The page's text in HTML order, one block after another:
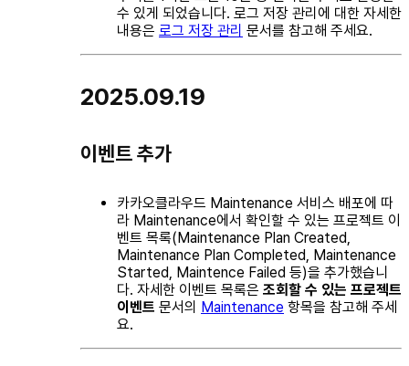
수 있게 되었습니다. 로그 저장 관리에 대한 자세한
내용은 로그 저장 관리 문서를 참고해 주세요.
2025.09.19
이벤트 추가
카카오클라우드 Maintenance 서비스 배포에 따
라 Maintenance에서 확인할 수 있는 프로젝트 이
벤트 목록(Maintenance Plan Created,
Maintenance Plan Completed, Maintenance
Started, Maintence Failed 등)을 추가했습니
다. 자세한 이벤트 목록은 조회할 수 있는 프로젝트
이벤트 문서의 Maintenance 항목을 참고해 주세
요.